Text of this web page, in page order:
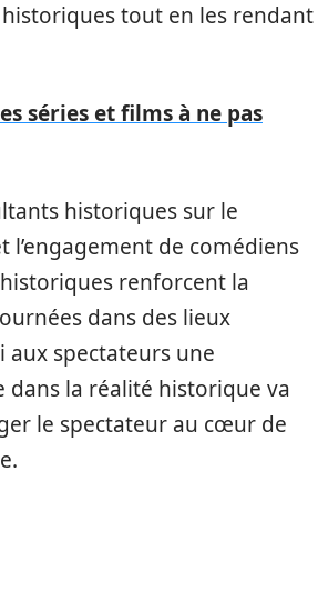
tout en les rendant
séries et films à ne pas
historiques sur le
de comédiens
renforcent la
dans des lieux
aux spectateurs une
dans la réalité historique va
le spectateur au cœur de